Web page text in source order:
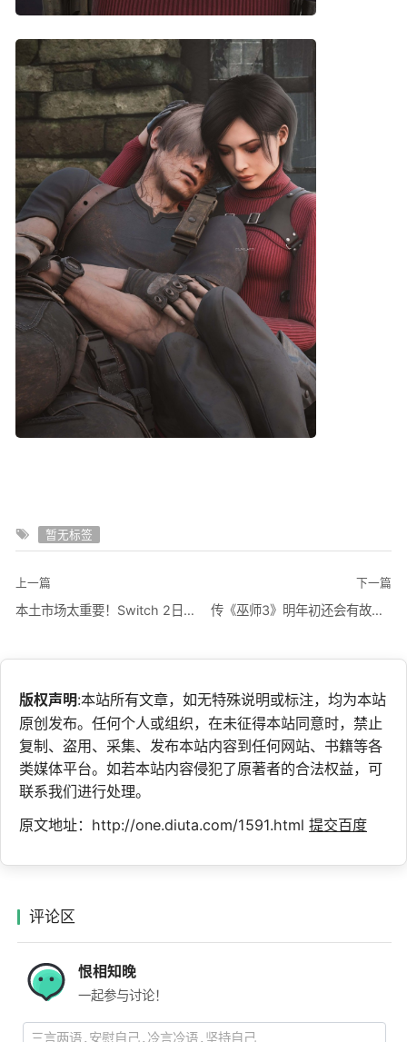
暂无标签
上一篇
本土市场太重要！Switch 2日本首周销量超94万台
下一篇
传《巫师3》明年初还会有故事DLC 来自《巫师1》重制版开发商
版权声明:本站所有文章，如无特殊说明或标注，均为本站
原创发布。任何个人或组织，在未征得本站同意时，禁止
复制、盗用、采集、发布本站内容到任何网站、书籍等各
类媒体平台。如若本站内容侵犯了原著者的合法权益，可
联系我们进行处理。
原文地址：http://one.diuta.com/1591.html 提交百度
评论区
恨相知晚
一起参与讨论！